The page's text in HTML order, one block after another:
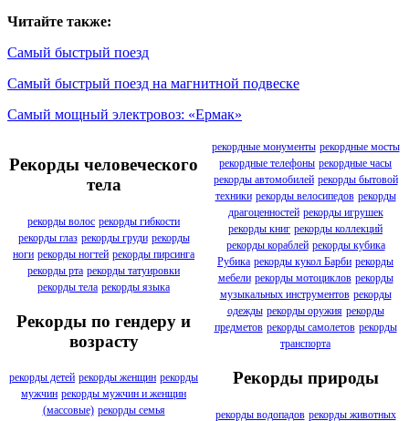
Читайте также:
Самый быстрый поезд
Самый быстрый поезд на магнитной подвеске
Самый мощный электровоз: «Ермак»
Рекорды человеческого
тела
рекорды волос рекорды гибкости
рекорды глаз рекорды груди рекорды
ноги рекорды ногтей рекорды пирсинга
рекорды рта рекорды татуировки
рекорды тела рекорды языка
Рекорды по гендеру и
возрасту
рекорды детей рекорды женщин рекорды
мужчин рекорды мужчин и женщин
(массовые) рекорды семья
рекордные монументы рекордные мосты
рекордные телефоны рекордные часы
рекорды автомобилей рекорды бытовой
техники рекорды велосипедов рекорды
драгоценностей рекорды игрушек
рекорды книг рекорды коллекций
рекорды кораблей рекорды кубика
Рубика рекорды кукол Барби рекорды
мебели рекорды мотоциклов рекорды
музыкальных инструментов рекорды
одежды рекорды оружия рекорды
предметов рекорды самолетов рекорды
транспорта
Рекорды природы
рекорды водопадов рекорды животных